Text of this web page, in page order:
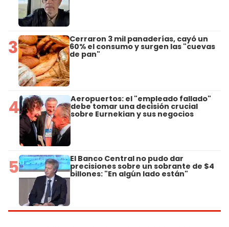
3 Cerraron 3 mil panaderías, cayó un
60% el consumo y surgen las "cuevas
de pan"
4 Aeropuertos: el "empleado fallado"
debe tomar una decisión crucial
sobre Eurnekian y sus negocios
5 El Banco Central no pudo dar
precisiones sobre un sobrante de $4
billones: "En algún lado están"